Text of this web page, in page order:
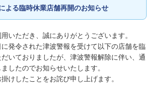
よる臨時休業店舗再開のお知らせ
いただき、誠にありがとうございます。
発令された津波警報を受けて以下の店舗を臨
いておりましたが、津波警報解除に伴い、通
したのでお知らせいたします。
けしたことをお詫び申し上げます。